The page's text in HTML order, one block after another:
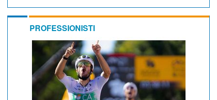
PROFESSIONISTI